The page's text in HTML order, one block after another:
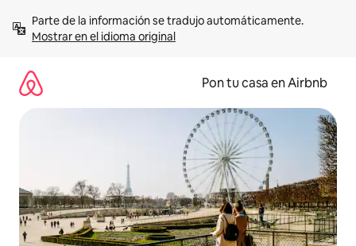
contenidoMostrar en el idioma original
Pon tu casa en Airbnb